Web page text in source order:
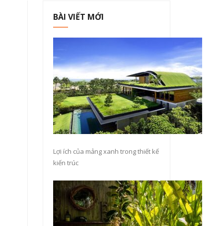
BÀI VIẾT MỚI
Lợi ích của mảng xanh trong thiết kế
kiến trúc